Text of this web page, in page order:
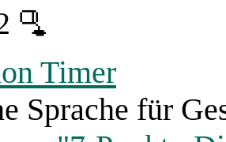
🫗
Timer
Sprache für